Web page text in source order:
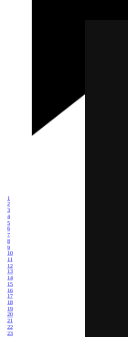
1
2
3
4
5
6
7
8
9
10
11
12
13
14
15
16
17
18
19
20
21
22
23